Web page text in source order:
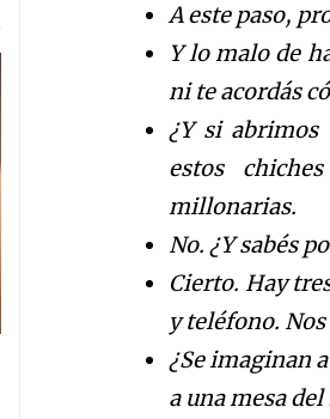
A este paso,
Y lo malo de
ni te acordás
¿Y si abrimos
estos
millonarias.
No. ¿Y sabés
Cierto. Hay
y teléfono.
¿Se imaginan
a una mesa